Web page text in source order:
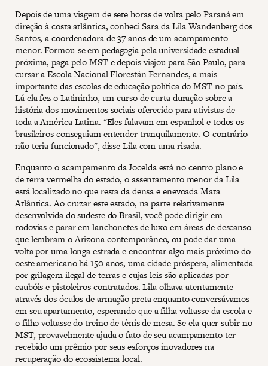
Depois de uma viagem de sete horas de volta pelo Paraná em
direção à costa atlântica, conheci Sara da Lila Wandenberg dos
Santos, a coordenadora de 37 anos de um acampamento
menor. Formou-se em pedagogia pela universidade estadual
próxima, paga pelo MST e depois viajou para São Paulo, para
cursar a Escola Nacional Florestán Fernandes, a mais
importante das escolas de educação política do MST no país.
Lá ela fez o Latininho, um curso de curta duração sobre a
história dos movimentos sociais oferecido para ativistas de
toda a América Latina. "Eles falavam em espanhol e todos os
brasileiros conseguiam entender tranquilamente. O contrário
não teria funcionado", disse Lila com uma risada.
Enquanto o acampamento da Jocelda está no centro plano e
de terra vermelha do estado, o assentamento menor da Lila
está localizado no que resta da densa e enevoada Mata
Atlântica. Ao cruzar este estado, na parte relativamente
desenvolvida do sudeste do Brasil, você pode dirigir em
rodovias e parar em lanchonetes de luxo em áreas de descanso
que lembram o Arizona contemporâneo, ou pode dar uma
volta por uma longa estrada e encontrar algo mais próximo do
oeste americano há 150 anos, uma cidade próspera, alimentada
por grilagem ilegal de terras e cujas leis são aplicadas por
caubóis e pistoleiros contratados. Lila olhava atentamente
através dos óculos de armação preta enquanto conversávamos
em seu apartamento, esperando que a filha voltasse da escola e
o filho voltasse do treino de tênis de mesa. Se ela quer subir no
MST, provavelmente ajuda o fato de seu acampamento ter
recebido um prêmio por seus esforços inovadores na
recuperação do ecossistema local.